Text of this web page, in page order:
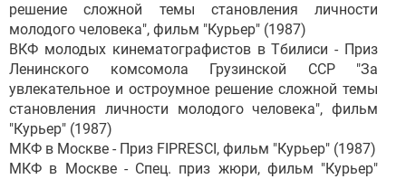
решение сложной темы становления личности
молодого человека", фильм "Курьер" (1987)
ВКФ молодых кинематографистов в Тбилиси - Приз
Ленинского комсомола Грузинской ССР "За
увлекательное и остроумное решение сложной темы
становления личности молодого человека", фильм
"Курьер" (1987)
МКФ в Москве - Приз FIPRESCI, фильм "Курьер" (1987)
МКФ в Москве - Спец. приз жюри, фильм "Курьер"